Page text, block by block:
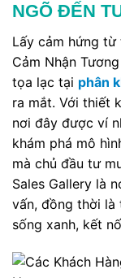
NGÕ ĐẾN
Lấy cảm hứng từ
Cảm Nhận
tọa lạc tại phân
ra mắt. Với thiết
nơi đây được ví
khám phá mô
mà chủ đầu tư
Sales Gallery là
vấn, đồng thời là
sống xanh, kết